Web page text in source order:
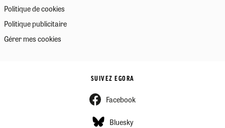
Politique de cookies
Politique publicitaire
Gérer mes cookies
SUIVEZ EGORA
Facebook
Bluesky